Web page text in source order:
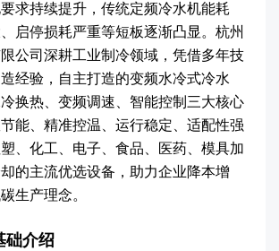
求持续提升，传统定频冷水机能耗
启停损耗严重等短板逐渐凸显。杭州
公司深耕工业制冷领域，凭借多年技
经验，自主打造的变频水冷式冷水
换热、变频调速、智能控制三大核心
能、精准控温、运行稳定、适配性强
、化工、电子、食品、医药、模具加
的主流优选设备，助力企业降本增
生产理念。
础介绍